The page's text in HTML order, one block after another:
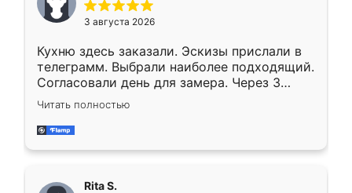
3 августа 2026
Кухню здесь заказали. Эскизы прислали в
телеграмм. Выбрали наиболее подходящий.
Согласовали день для замера. Через 3
недели кухня была уже готова. Остались
довольны работой. Спасибо Ренессанс
мебель за качественную работу!
Читать полностью
Rita S.